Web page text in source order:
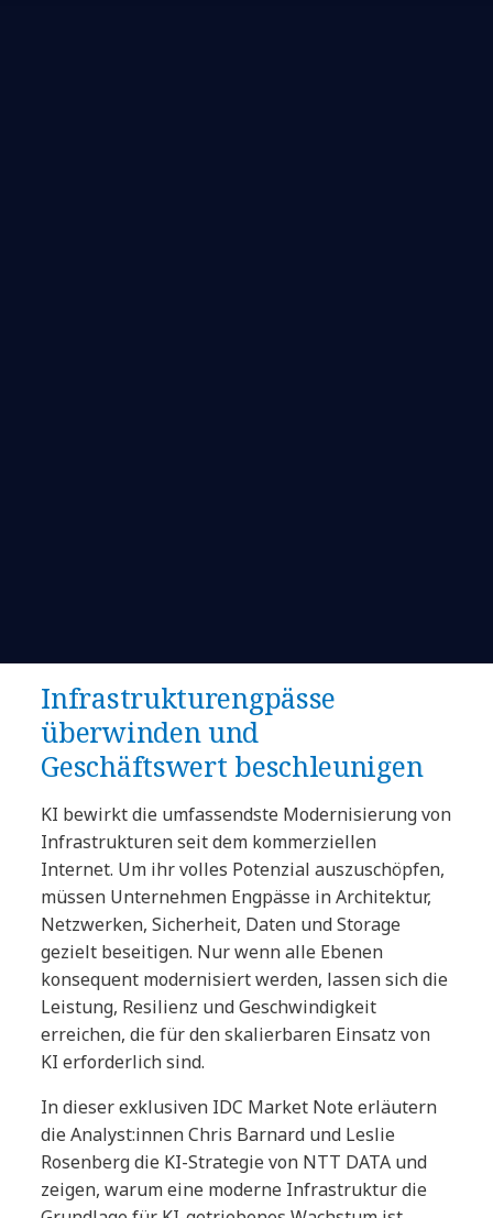
Infrastrukturengpässe
überwinden und
Geschäftswert beschleunigen
KI bewirkt die umfassendste Modernisierung von
Infrastrukturen seit dem kommerziellen
Internet. Um ihr volles Potenzial auszuschöpfen,
müssen Unternehmen Engpässe in Architektur,
Netzwerken, Sicherheit, Daten und Storage
gezielt beseitigen. Nur wenn alle Ebenen
konsequent modernisiert werden, lassen sich die
Leistung, Resilienz und Geschwindigkeit
erreichen, die für den skalierbaren Einsatz von
KI erforderlich sind.
In dieser exklusiven IDC Market Note erläutern
die Analyst:innen Chris Barnard und Leslie
Rosenberg die KI-Strategie von NTT DATA und
zeigen, warum eine moderne Infrastruktur die